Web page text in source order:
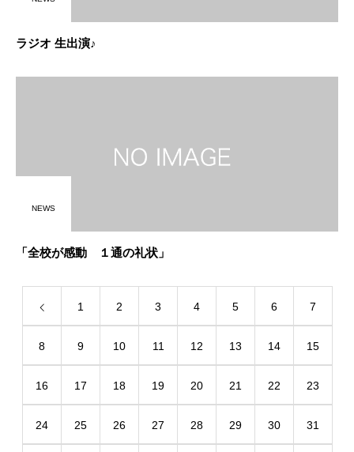
ラジオ 生出演♪
NEWS
「全校が感動 １通の礼状」
1 2 3 4 5 6 7
8 9 10 11 12 13 14 15
16 17 18 19 20 21 22 23
24 25 26 27 28 29 30 31